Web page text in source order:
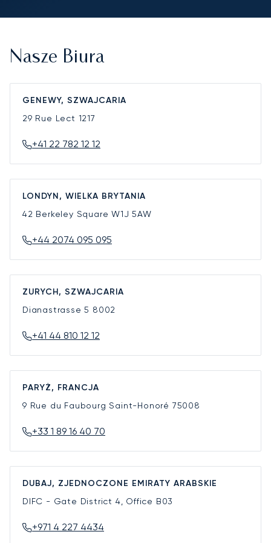
Nasze Biura
GENEWY, SZWAJCARIA
29 Rue Lect 1217
+41 22 782 12 12
LONDYN, WIELKA BRYTANIA
42 Berkeley SquareW1J 5AW
+44 2074 095 095
ZURYCH, SZWAJCARIA
Dianastrasse 5 8002
+41 44 810 12 12
PARYŻ, FRANCJA
9 Rue du Faubourg Saint-Honoré 75008
+33 1 89 16 40 70
DUBAJ, ZJEDNOCZONE EMIRATY ARABSKIE
DIFC - Gate District 4, Office B03
+971 4 227 4434